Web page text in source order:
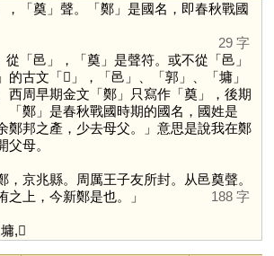
，「奠 」聲。「鄭」是國名，即春秋戰國
29 字
從「邑 」，「奠 」是聲符。或不從「邑 」
的古文「𩫖 」，「邑 」、「郭 」、「墉」
西周早期金文「鄭」只寫作「奠 」，後期
「鄭」是春秋戰國時期的國名，國姓是
鄭邦之產，少去母父。」意思是說我在鄭
父母。
京兆縣。周厲王子友所封。从邑奠聲。
之上，今新鄭是也。」
188 字
墉,𩫖